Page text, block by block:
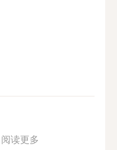
阅读更多